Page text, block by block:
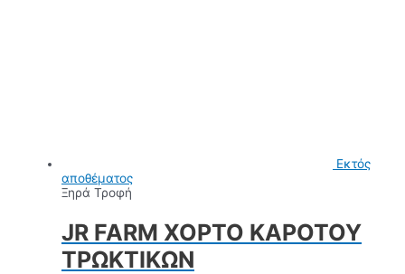
Εκτός
αποθέματος
Ξηρά Τροφή
JR FARM ΧΟΡΤΟ ΚΑΡΟΤΟΥ
ΤΡΩΚΤΙΚΩΝ